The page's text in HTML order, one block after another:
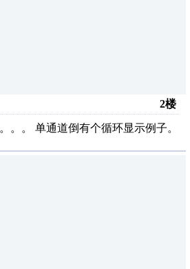
2楼
。。 单通道倒有个循环显示例子。